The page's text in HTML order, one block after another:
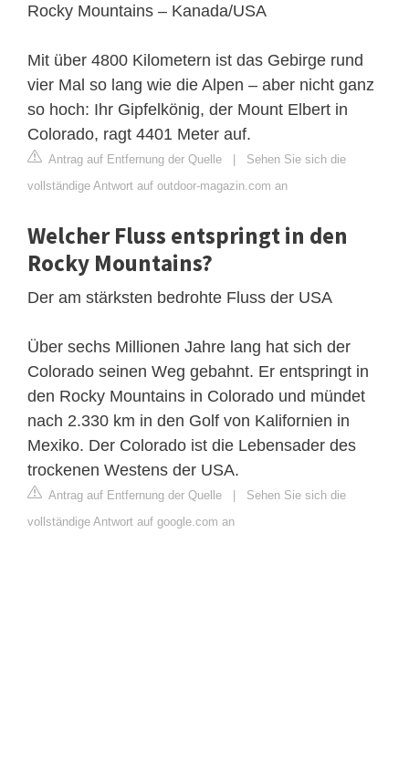
Rocky Mountains – Kanada/USA
Mit über 4800 Kilometern ist das Gebirge rund
vier Mal so lang wie die Alpen – aber nicht ganz
so hoch: Ihr Gipfelkönig, der Mount Elbert in
Colorado, ragt 4401 Meter auf.
Antrag auf Entfernung der Quelle | Sehen Sie sich die
vollständige Antwort auf outdoor-magazin.com an
Welcher Fluss entspringt in den
Rocky Mountains?
Der am stärksten bedrohte Fluss der USA
Über sechs Millionen Jahre lang hat sich der
Colorado seinen Weg gebahnt. Er entspringt in
den Rocky Mountains in Colorado und mündet
nach 2.330 km in den Golf von Kalifornien in
Mexiko. Der Colorado ist die Lebensader des
trockenen Westens der USA.
Antrag auf Entfernung der Quelle | Sehen Sie sich die
vollständige Antwort auf google.com an